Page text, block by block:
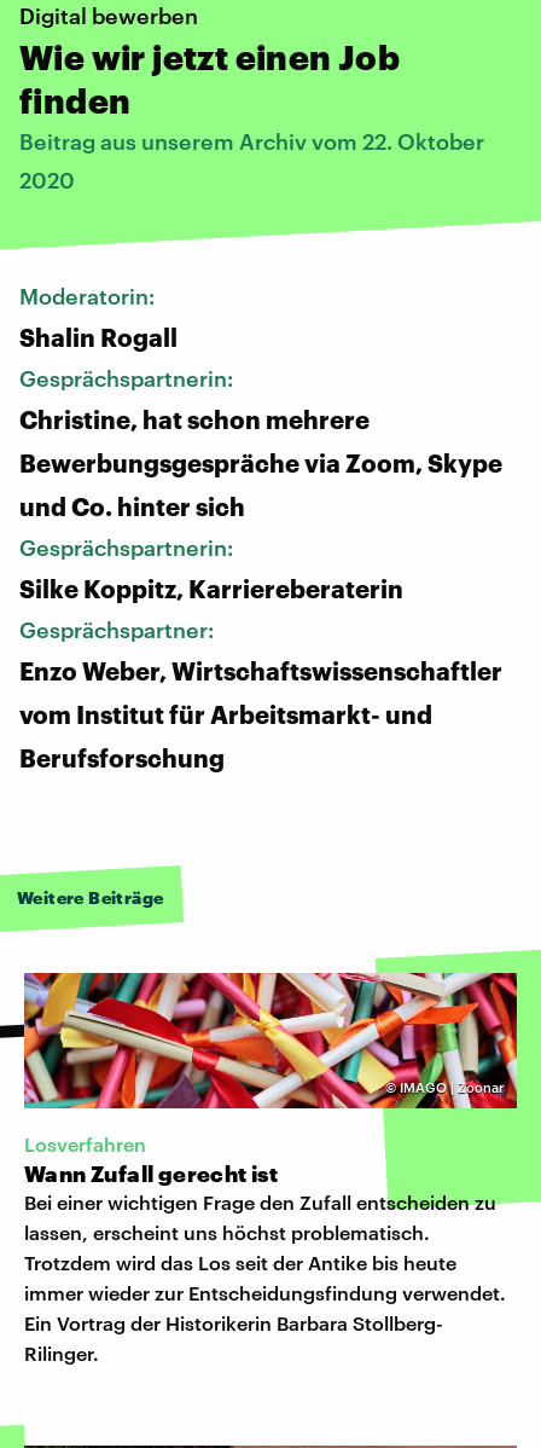
Digital bewerben
Wie wir jetzt einen Job
finden
Beitrag aus unserem Archiv vom 22. Oktober
2020
Moderatorin:
Shalin Rogall
Gesprächspartnerin:
Christine, hat schon mehrere
Bewerbungsgespräche via Zoom, Skype
und Co. hinter sich
Gesprächspartnerin:
Silke Koppitz, Karriereberaterin
Gesprächspartner:
Enzo Weber, Wirtschaftswissenschaftler
vom Institut für Arbeitsmarkt- und
Berufsforschung
Weitere Beiträge
©IMAGO | Zoonar
Losverfahren
Wann Zufall gerecht ist
Bei einer wichtigen Frage den Zufall entscheiden zu
lassen, erscheint uns höchst problematisch.
Trotzdem wird das Los seit der Antike bis heute
immer wieder zur Entscheidungsfindung verwendet.
Ein Vortrag der Historikerin Barbara Stollberg-
Rilinger.